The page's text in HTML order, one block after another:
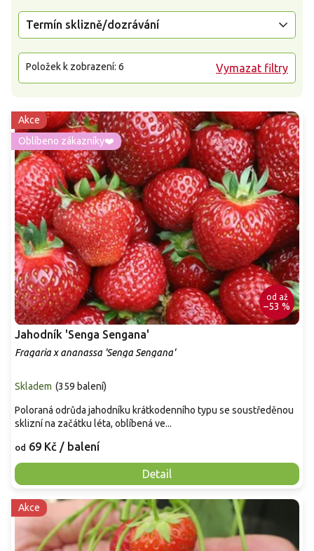
Termín sklizně/dozrávání
Vymazat filtry
Položek k zobrazení: 6
Akce
Oblíbeno zákazníky❤️
od až
–53 %
Jahodník 'Senga Sengana'
Fragaria x ananassa 'Senga Sengana'
Skladem (359 balení)
od 69 Kč / balení
Detail
Poloraná odrůda jahodníku krátkodenního typu se soustředěnou
sklizní na začátku léta, oblíbená ve...
Akce